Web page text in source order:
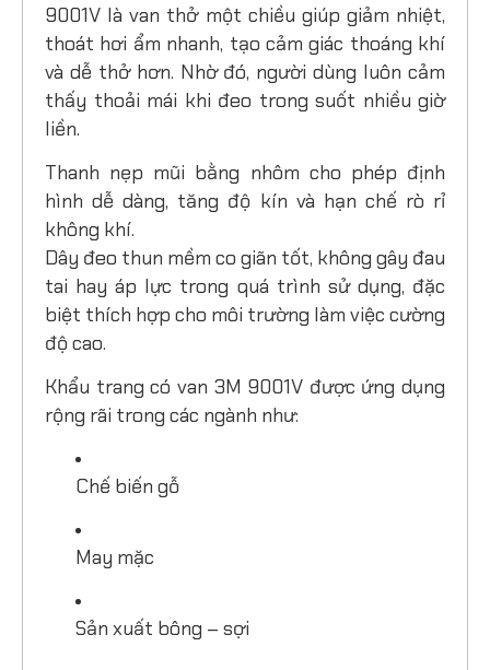
9001V là van thở một chiều giúp giảm nhiệt,
thoát hơi ẩm nhanh, tạo cảm giác thoáng khí
và dễ thở hơn. Nhờ đó, người dùng luôn cảm
thấy thoải mái khi đeo trong suốt nhiều giờ
liền.
Thanh nẹp mũi bằng nhôm cho phép định
hình dễ dàng, tăng độ kín và hạn chế rò rỉ
không khí.
Dây đeo thun mềm co giãn tốt, không gây đau
tai hay áp lực trong quá trình sử dụng, đặc
biệt thích hợp cho môi trường làm việc cường
độ cao.
Khẩu trang có van 3M 9001V được ứng dụng
rộng rãi trong các ngành như:
Chế biến gỗ
May mặc
Sản xuất bông – sợi